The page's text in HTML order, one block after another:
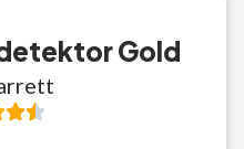
Gold